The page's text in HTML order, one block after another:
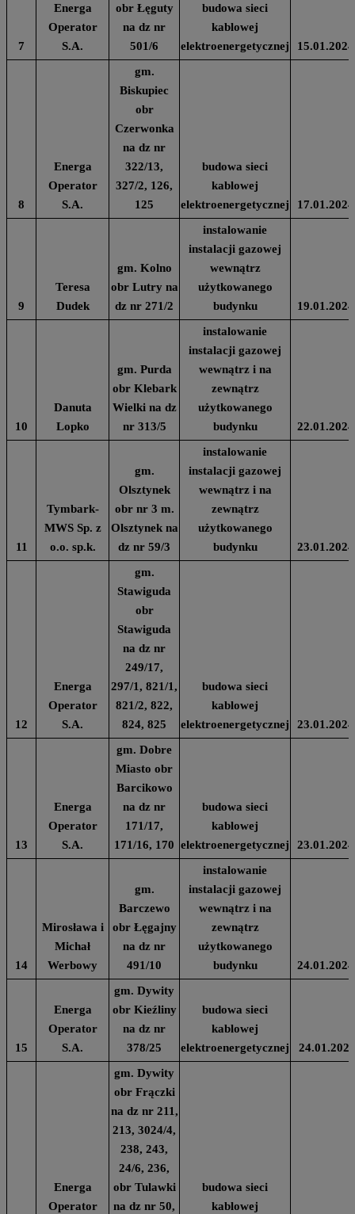
7
Energa
Operator
S.A.
obr Łęguty
na dz nr
501/6
budowa sieci
kablowej
elektroenergetycznej
15.01.2024
8
Energa
Operator
S.A.
gm.
Biskupiec
obr
Czerwonka
na dz nr
322/13,
327/2, 126,
125
budowa sieci
kablowej
elektroenergetycznej
17.01.2024
9
Teresa
Dudek
gm. Kolno
obr Lutry na
dz nr 271/2
instalowanie
instalacji gazowej
wewnątrz
użytkowanego
budynku
19.01.2024
10
Danuta
Lopko
gm. Purda
obr Klebark
Wielki na dz
nr 313/5
instalowanie
instalacji gazowej
wewnątrz i na
zewnątrz
użytkowanego
budynku
22.01.2024
11
Tymbark-
MWS Sp. z
o.o. sp.k.
gm.
Olsztynek
obr nr 3 m.
Olsztynek na
dz nr 59/3
instalowanie
instalacji gazowej
wewnątrz i na
zewnątrz
użytkowanego
budynku
23.01.2024
12
Energa
Operator
S.A.
gm.
Stawiguda
obr
Stawiguda
na dz nr
249/17,
297/1, 821/1,
821/2, 822,
824, 825
budowa sieci
kablowej
elektroenergetycznej
23.01.2024
13
Energa
Operator
S.A.
gm. Dobre
Miasto obr
Barcikowo
na dz nr
171/17,
171/16, 170
budowa sieci
kablowej
elektroenergetycznej
23.01.2024
14
Mirosława i
Michał
Werbowy
gm.
Barczewo
obr Łęgajny
na dz nr
491/10
instalowanie
instalacji gazowej
wewnątrz i na
zewnątrz
użytkowanego
budynku
24.01.2024
15
Energa
Operator
S.A.
gm. Dywity
obr Kieźliny
na dz nr
378/25
budowa sieci
kablowej
elektroenergetycznej
24.01.2024
Energa
Operator
gm. Dywity
obr Frączki
na dz nr 211,
213, 3024/4,
238, 243,
24/6, 236,
obr Tulawki
na dz nr 50,
budowa sieci
kablowej